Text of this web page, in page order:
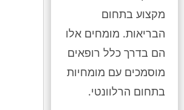
מקצוע בתחום
הבריאות. מומחים אלו
הם בדרך כלל רופאים
מוסמכים עם מומחיות
בתחום הרלוונטי.